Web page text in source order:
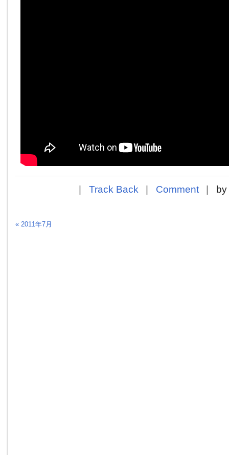
Track Back Comment by
« 2011年7月